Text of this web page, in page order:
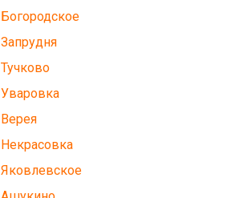
Богородское
Запрудня
Тучково
Уваровка
Верея
Некрасовка
Яковлевское